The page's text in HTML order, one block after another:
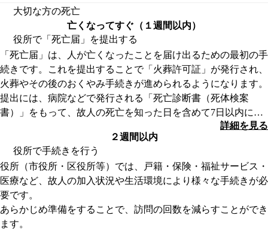
大切な方の死亡
亡くなってすぐ（１週間以内）
役所で「死亡届」を提出する
「死亡届」は、人が亡くなったことを届け出るための最初の手
続きです。これを提出することで「火葬許可証」が発行され、
火葬やその後のおくやみ手続きが進められるようになります。
提出には、病院などで発行される「死亡診断書（死体検案
書）」をもって、故人の死亡を知った日を含めて7日以内に提
最近では、死亡届を葬儀社が代理で提出するケースが多く、ご
家族が役所に出向くことは少なくなっています。
ただし、死亡届が提出されていないと火葬許可証が発行され
ず、手続きも滞ってしまうため、葬儀社に任せる場合も、提出
状況を必ず確認しましょう。
葬儀の期間中に行う手続きは、基本的にこの「死亡届」のみな
ため、死亡届が提出されていれば、その他の手続きはおおむね
詳細を見る
２週間以内
役所で手続きを行う
役所（市役所・区役所等）では、戸籍・保険・福祉サービス・
医療など、故人の加入状況や生活環境により様々な手続きが必
要です。
あらかじめ準備をすることで、訪問の回数を減らすことができ
ます。